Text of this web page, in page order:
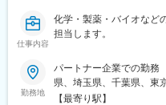
仕事内容
化学・製薬・バイオなど
担当します。
勤務地
パートナー企業での勤
県、埼玉県、千葉県、東
県、三重県、滋賀県、京
【最寄り駅】